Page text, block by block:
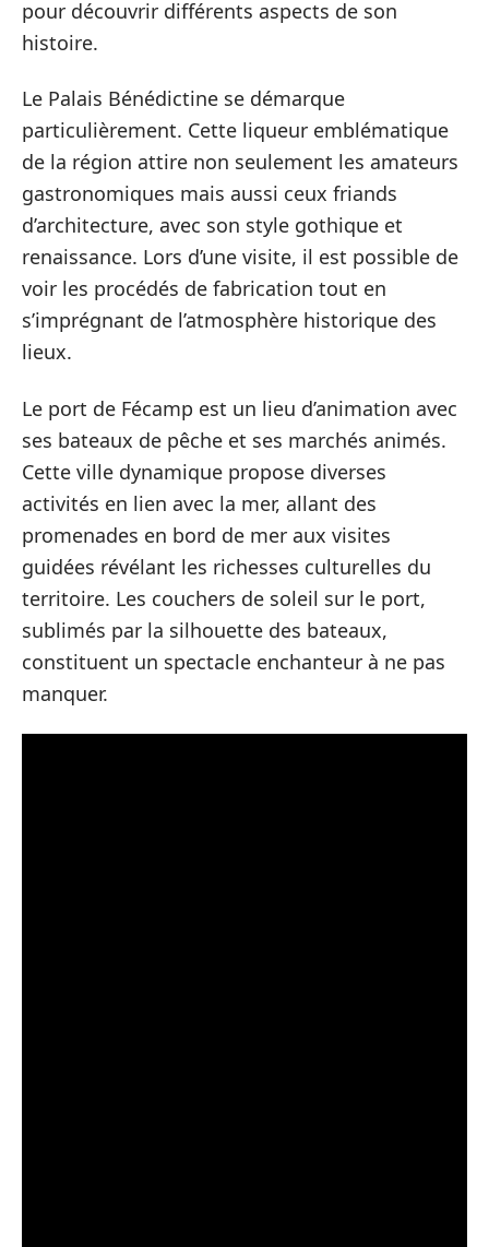
pour découvrir différents aspects de son
histoire.
Le Palais Bénédictine se démarque
particulièrement. Cette liqueur emblématique
de la région attire non seulement les amateurs
gastronomiques mais aussi ceux friands
d’architecture, avec son style gothique et
renaissance. Lors d’une visite, il est possible de
voir les procédés de fabrication tout en
s’imprégnant de l’atmosphère historique des
lieux.
Le port de Fécamp est un lieu d’animation avec
ses bateaux de pêche et ses marchés animés.
Cette ville dynamique propose diverses
activités en lien avec la mer, allant des
promenades en bord de mer aux visites
guidées révélant les richesses culturelles du
territoire. Les couchers de soleil sur le port,
sublimés par la silhouette des bateaux,
constituent un spectacle enchanteur à ne pas
manquer.